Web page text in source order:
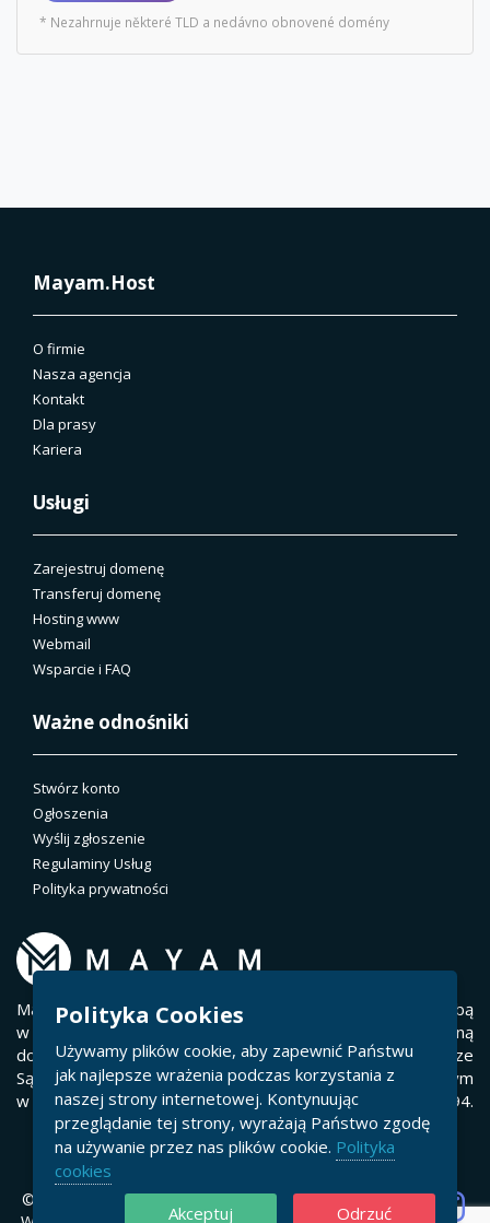
* Nezahrnuje některé TLD a nedávno obnovené domény
Mayam.Host
O firmie
Nasza agencja
Kontakt
Dla prasy
Kariera
Usługi
Zarejestruj domenę
Transferuj domenę
Hosting www
Webmail
Wsparcie i FAQ
Ważne odnośniki
Stwórz konto
Ogłoszenia
Wyślij zgłoszenie
Regulaminy Usług
Polityka prywatności
Mayam.Host należy do Split Technology Sp. z o.o. z siedzibą
w Rzeszowie ul. Sportowa 6/59, 35-111 Rzeszów, wpisaną
do Rejestru Przedsiębiorców w Krajowym Rejestrze
Sądowym pod numerem 0000805583 w Sądzie Rejonowym
w Rzeszowie XII Wydział Gospodarczy, nr NIP 8133823294.
© Split Technology Sp. z o.o.
Polityka Cookies
Używamy plików cookie, aby zapewnić Państwu
jak najlepsze wrażenia podczas korzystania z
naszej strony internetowej. Kontynuując
przeglądanie tej strony, wyrażają Państwo zgodę
na używanie przez nas plików cookie. Polityka
cookies
Akceptuj
Odrzuć